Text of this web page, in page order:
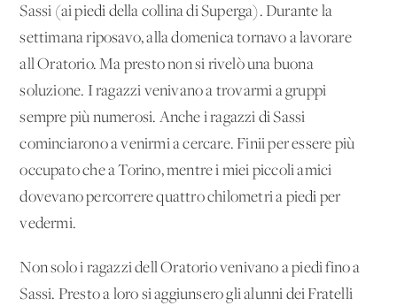
Sassi (ai piedi della collina di Superga). Durante la
settimana riposavo, alla domenica tornavo a lavorare
all'Oratorio. Ma presto non si rivelò una buona
soluzione. I ragazzi venivano a trovarmi a gruppi
sempre più numerosi. Anche i ragazzi di Sassi
cominciarono a venirmi a cercare. Finii per essere più
occupato che a Torino, mentre i miei piccoli amici
dovevano percorrere quattro chilometri a piedi per
vedermi.
Non solo i ragazzi dell'Oratorio venivano a piedi fino a
Sassi. Presto a loro si aggiunsero gli alunni dei Fratelli